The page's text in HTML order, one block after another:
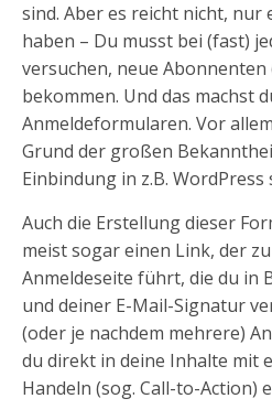
sind. Aber es reicht nicht, nur
haben – Du musst bei (fast)
versuchen, neue Abonnenten
bekommen. Und das machst
Anmeldeformularen. Vor
Grund der großen
Einbindung in z.B. WordPress
Auch die Erstellung dieser
meist sogar einen Link, der
Anmeldeseite führt, die du in
und deiner E-Mail-Signatur
(oder je nachdem mehrere)
du direkt in deine Inhalte mit
Handeln (sog. Call-to-Action)